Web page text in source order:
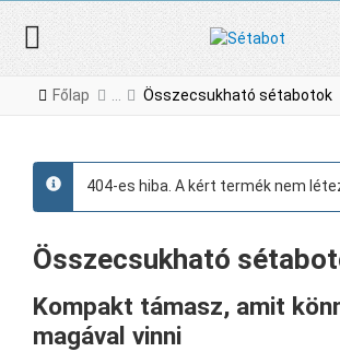
Főlap Összecsukható sétabotok
info
404-es hiba. A kért termék nem
Összecsukható
Kompakt támasz, amit
magával vinni